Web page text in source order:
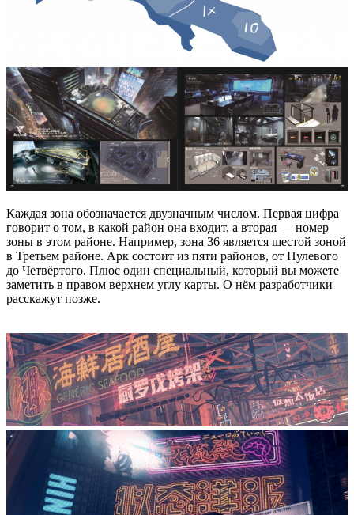
Каждая зона обозначается двузначным числом. Первая цифра
говорит о том, в какой район она входит, а вторая — номер
зоны в этом районе. Например, зона 36 является шестой зоной
в Третьем районе. Арк состоит из пяти районов, от Нулевого
до Четвёртого. Плюс один специальный, который вы можете
заметить в правом верхнем углу карты. О нём разработчики
расскажут позже.